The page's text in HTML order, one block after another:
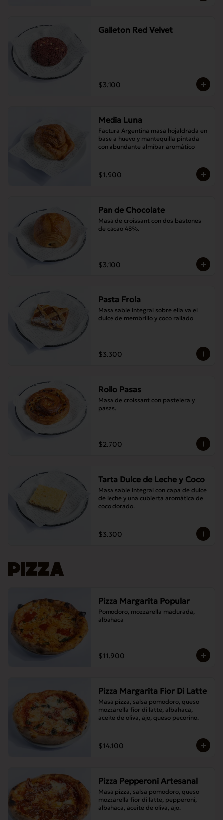
Galleton Red Velvet
$3.100
Media Luna
Factura Argentina masa hojaldrada en
base a huevo y mantequilla pintada
con abundante almíbar aromático
$1.900
Pan de Chocolate
Masa de croissant con dos bastones
de cacao 48%.
$3.100
Pasta Frola
Masa sable integral sobre ella va el
dulce de membrillo y coco rallado
$3.300
Rollo Pasas
Masa de croissant con pastelera y
pasas.
$2.700
Tarta Dulce de Leche y Coco
Masa sable integral con capa de dulce
de leche y una cubierta aromática de
coco dorado.
$3.300
PIZZA
Pizza Margarita Popular
Pomodoro, mozzarella madurada,
albahaca
$11.900
Pizza Margarita Fior Di Latte
Masa pizza, salsa pomodoro, queso
mozzarella fior di latte, albahaca,
aceite de oliva, ajo, queso pecorino.
$14.100
Pizza Pepperoni Artesanal
Masa pizza, salsa pomodoro, queso
mozzarella fior di latte, pepperoni,
albahaca, aceite de oliva, ajo.